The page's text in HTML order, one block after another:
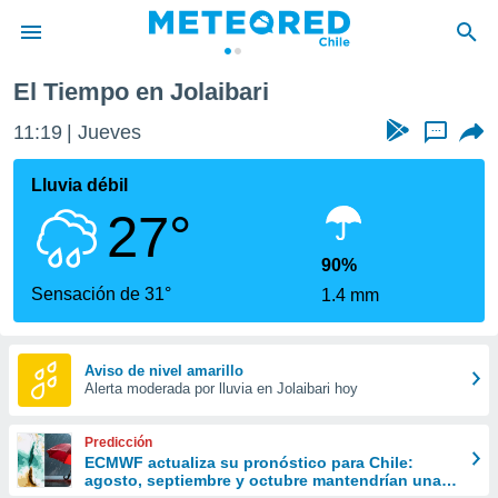
de
por
se
calidad.
a este
las
y
forma
digital
basada
El Tiempo en Jolaibari
11:19 Jueves ...
Lluvia débil
27°
Sensación de 31°
90%
1.4 mm
Aviso de nivel amarillo
Alerta moderada por lluvia en Jolaibari hoy
Predicción
ECMWF actualiza su pronóstico para Chile:
agosto, septiembre y octubre mantendrían una